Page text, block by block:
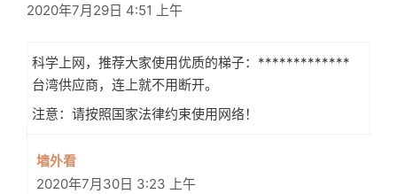
2020年7月29日 4:51 上午
科学上网，推荐大家使用优质的梯子：*************
台湾供应商，连上就不用断开。
注意：请按照国家法律约束使用网络！
墙外看
2020年7月30日 3:23 上午